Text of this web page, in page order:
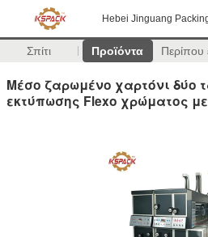
Hebei Jinguang
Σπίτι Προϊόντα Περίπου
Μέσο ζαρωμένο χαρτόνι δύο
εκτύπωσης Flexo χρώματος